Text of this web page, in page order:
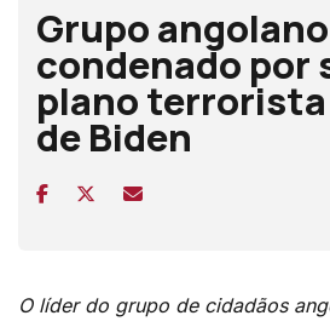
Grupo angolano
condenado por
plano
de Biden
O líder do grupo de cidadãos